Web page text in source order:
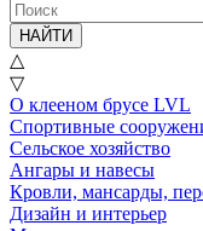
НАЙТИ
△
▽
О клееном брусе LVL
Спортивные
Сельское хозяйство
Ангары и навесы
Кровли, мансарды,
Дизайн и интерьер